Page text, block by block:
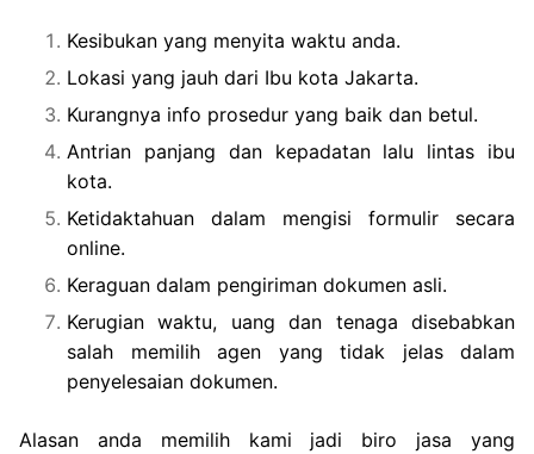
Kesibukan yang menyita waktu anda.
Lokasi yang jauh dari Ibu kota Jakarta.
Kurangnya info prosedur yang baik dan betul.
Antrian panjang dan kepadatan lalu lintas ibu
kota.
Ketidaktahuan dalam mengisi formulir secara
online.
Keraguan dalam pengiriman dokumen asli.
Kerugian waktu, uang dan tenaga disebabkan
salah memilih agen yang tidak jelas dalam
penyelesaian dokumen.
Alasan anda memilih kami jadi biro jasa yang